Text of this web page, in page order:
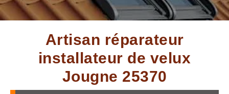
Artisan réparateur
installateur de velux
Jougne 25370